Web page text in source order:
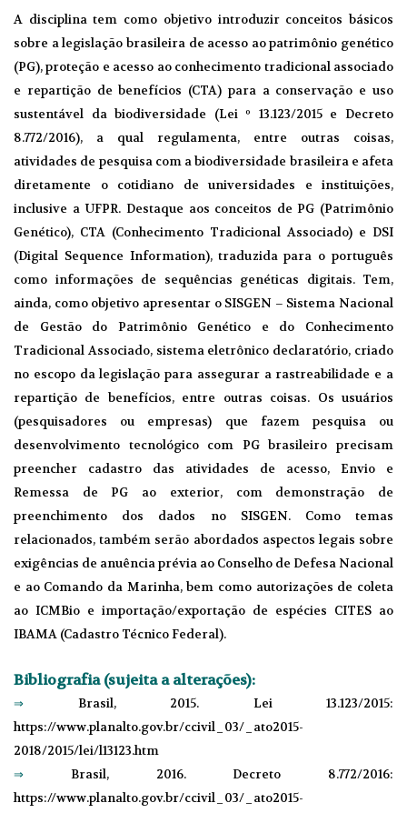
A disciplina tem como objetivo introduzir conceitos básicos
sobre a legislação brasileira de acesso ao patrimônio genético
(PG), proteção e acesso ao conhecimento tradicional associado
e repartição de benefícios (CTA) para a conservação e uso
sustentável da biodiversidade (Lei º 13.123/2015 e Decreto
8.772/2016), a qual regulamenta, entre outras coisas,
atividades de pesquisa com a biodiversidade brasileira e afeta
diretamente o cotidiano de universidades e instituições,
inclusive a UFPR. Destaque aos conceitos de PG (Patrimônio
Genético), CTA (Conhecimento Tradicional Associado) e DSI
(Digital Sequence Information), traduzida para o português
como informações de sequências genéticas digitais. Tem,
ainda, como objetivo apresentar o SISGEN – Sistema Nacional
de Gestão do Patrimônio Genético e do Conhecimento
Tradicional Associado, sistema eletrônico declaratório, criado
no escopo da legislação para assegurar a rastreabilidade e a
repartição de benefícios, entre outras coisas. Os usuários
(pesquisadores ou empresas) que fazem pesquisa ou
desenvolvimento tecnológico com PG brasileiro precisam
preencher cadastro das atividades de acesso, Envio e
Remessa de PG ao exterior, com demonstração de
preenchimento dos dados no SISGEN. Como temas
relacionados, também serão abordados aspectos legais sobre
exigências de anuência prévia ao Conselho de Defesa Nacional
e ao Comando da Marinha, bem como autorizações de coleta
ao ICMBio e importação/exportação de espécies CITES ao
IBAMA (Cadastro Técnico Federal).
Bibliografia (sujeita a alterações):
⇒ Brasil, 2015. Lei 13.123/2015:
https://www.planalto.gov.br/ccivil_03/_ato2015-
2018/2015/lei/l13123.htm
⇒ Brasil, 2016. Decreto 8.772/2016:
https://www.planalto.gov.br/ccivil_03/_ato2015-